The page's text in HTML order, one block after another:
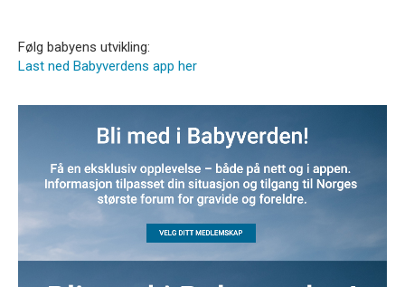
Følg babyens utvikling:
Last ned Babyverdens app her